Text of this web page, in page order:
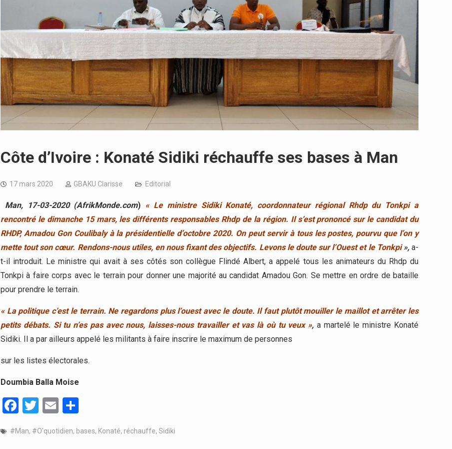
Côte d’Ivoire : Konaté Sidiki réchauffe ses bases à Man
17 mars 2020 GBAKU Clarisse Editorial
Man, 17-03-2020 (AfrikMonde.com) « Le ministre Sidiki Konaté, coordonnateur régional Rhdp du Tonkpi a
rencontré le dimanche 15 mars, les différents responsables Rhdp de la région. Il s’est prononcé sur le candidat du
RHDP, Amadou Gon Coulibaly à la présidentielle d’octobre 2020. On peut servir à tous les postes, pourvu que l’on y
mette tout son cœur. Rendons-nous utiles, en nous fixant des objectifs. Levons le doute sur l’Ouest et le Tonkpi»,a-
t-il introduit. Le ministre qui avait à ses côtés son collègue Flindé Albert, a appelé tous les animateurs du Rhdp du
Tonkpi à faire corps avec le terrain pour donner une majorité au candidat Amadou Gon. Se mettre en ordre de bataille
pour prendre le terrain.
« La politique c’est le terrain. Ne regardons plus l’ouest avec le doute. Il faut plutôt mouiller le maillot et arrêter les
petits débats. Si tu n’es pas avec nous, laisses-nous travailler et vas là où tu veux », a martelé le ministre Konaté
Sidiki. Il a par ailleurs appelé les militants à faire inscrire le maximum de personnes
sur les listes électorales.
Doumbia Balla Moise
Facebook
TwitterEmail
#Man, #O'quotidien, bases, Konaté, réchauffe, Sidiki